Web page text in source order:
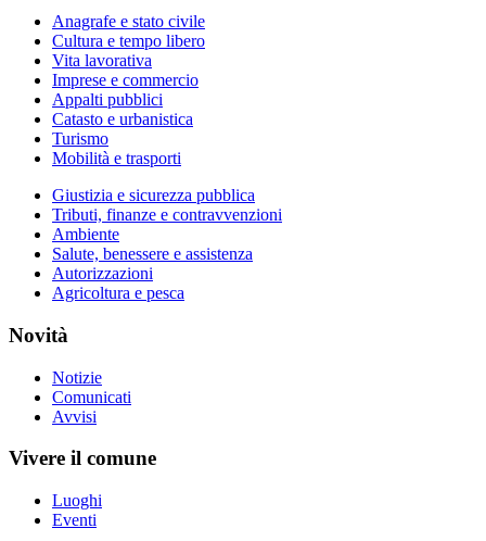
Anagrafe e stato civile
Cultura e tempo libero
Vita lavorativa
Imprese e commercio
Appalti pubblici
Catasto e urbanistica
Turismo
Mobilità e trasporti
Giustizia e sicurezza pubblica
Tributi, finanze e contravvenzioni
Ambiente
Salute, benessere e assistenza
Autorizzazioni
Agricoltura e pesca
Novità
Notizie
Comunicati
Avvisi
Vivere il comune
Luoghi
Eventi